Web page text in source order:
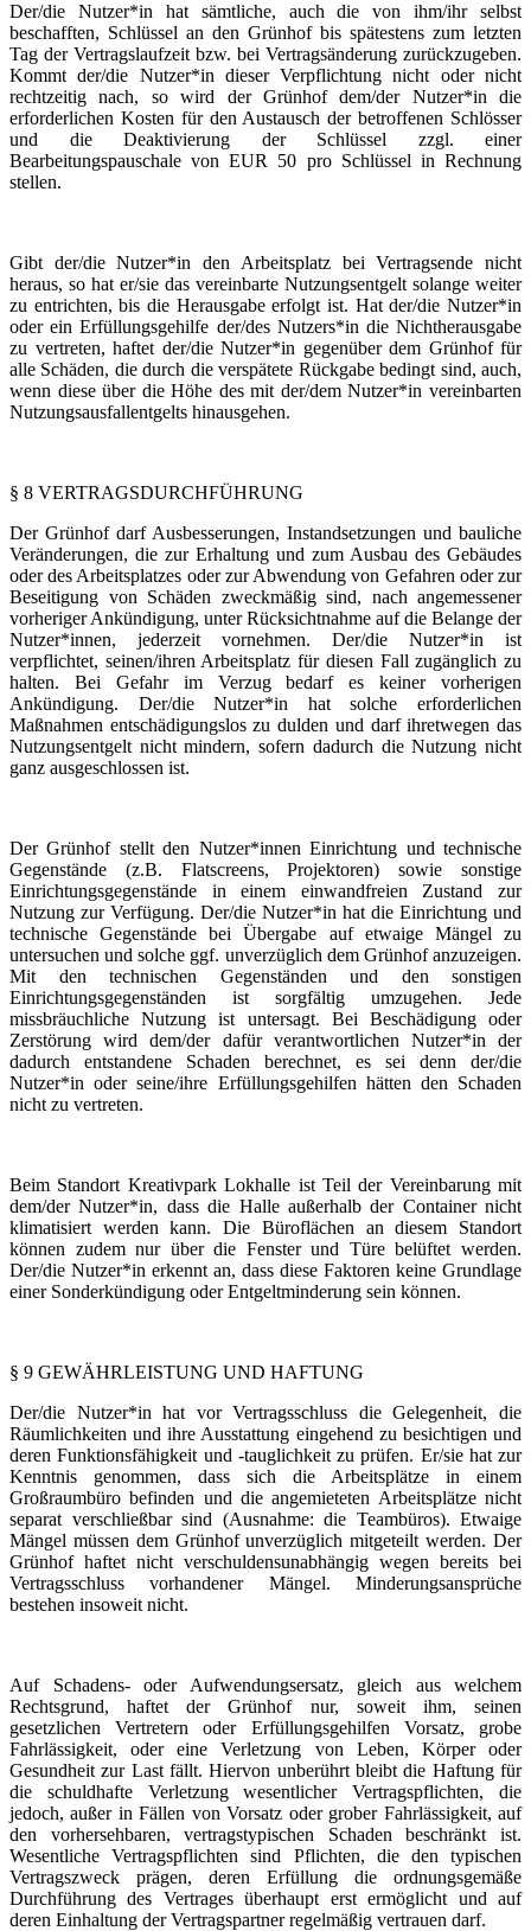
Der/die Nutzer*in hat sämtliche, auch die von ihm/ihr selbst
beschafften, Schlüssel an den Grünhof bis spätestens zum letzten
Tag der Vertragslaufzeit bzw. bei Vertragsänderung zurückzugeben.
Kommt der/die Nutzer*in dieser Verpflichtung nicht oder nicht
rechtzeitig nach, so wird der Grünhof dem/der Nutzer*in die
erforderlichen Kosten für den Austausch der betroffenen Schlösser
und die Deaktivierung der Schlüssel zzgl. einer
Bearbeitungspauschale von EUR 50 pro Schlüssel in Rechnung
stellen.
Gibt der/die Nutzer*in den Arbeitsplatz bei Vertragsende nicht
heraus, so hat er/sie das vereinbarte Nutzungsentgelt solange weiter
zu entrichten, bis die Herausgabe erfolgt ist. Hat der/die Nutzer*in
oder ein Erfüllungsgehilfe der/des Nutzers*in die Nichtherausgabe
zu vertreten, haftet der/die Nutzer*in gegenüber dem Grünhof für
alle Schäden, die durch die verspätete Rückgabe bedingt sind, auch,
wenn diese über die Höhe des mit der/dem Nutzer*in vereinbarten
Nutzungsausfallentgelts hinausgehen.
§ 8 VERTRAGSDURCHFÜHRUNG
Der Grünhof darf Ausbesserungen, Instandsetzungen und bauliche
Veränderungen, die zur Erhaltung und zum Ausbau des Gebäudes
oder des Arbeitsplatzes oder zur Abwendung von Gefahren oder zur
Beseitigung von Schäden zweckmäßig sind, nach angemessener
vorheriger Ankündigung, unter Rücksichtnahme auf die Belange der
Nutzer*innen, jederzeit vornehmen. Der/die Nutzer*in ist
verpflichtet, seinen/ihren Arbeitsplatz für diesen Fall zugänglich zu
halten. Bei Gefahr im Verzug bedarf es keiner vorherigen
Ankündigung. Der/die Nutzer*in hat solche erforderlichen
Maßnahmen entschädigungslos zu dulden und darf ihretwegen das
Nutzungsentgelt nicht mindern, sofern dadurch die Nutzung nicht
ganz ausgeschlossen ist.
Der Grünhof stellt den Nutzer*innen Einrichtung und technische
Gegenstände (z.B. Flatscreens, Projektoren) sowie sonstige
Einrichtungsgegenstände in einem einwandfreien Zustand zur
Nutzung zur Verfügung. Der/die Nutzer*in hat die Einrichtung und
technische Gegenstände bei Übergabe auf etwaige Mängel zu
untersuchen und solche ggf. unverzüglich dem Grünhof anzuzeigen.
Mit den technischen Gegenständen und den sonstigen
Einrichtungsgegenständen ist sorgfältig umzugehen. Jede
missbräuchliche Nutzung ist untersagt. Bei Beschädigung oder
Zerstörung wird dem/der dafür verantwortlichen Nutzer*in der
dadurch entstandene Schaden berechnet, es sei denn der/die
Nutzer*in oder seine/ihre Erfüllungsgehilfen hätten den Schaden
nicht zu vertreten.
Beim Standort Kreativpark Lokhalle ist Teil der Vereinbarung mit
dem/der Nutzer*in, dass die Halle außerhalb der Container nicht
klimatisiert werden kann. Die Büroflächen an diesem Standort
können zudem nur über die Fenster und Türe belüftet werden.
Der/die Nutzer*in erkennt an, dass diese Faktoren keine Grundlage
einer Sonderkündigung oder Entgeltminderung sein können.
§ 9 GEWÄHRLEISTUNG UND HAFTUNG
Der/die Nutzer*in hat vor Vertragsschluss die Gelegenheit, die
Räumlichkeiten und ihre Ausstattung eingehend zu besichtigen und
deren Funktionsfähigkeit und -tauglichkeit zu prüfen. Er/sie hat zur
Kenntnis genommen, dass sich die Arbeitsplätze in einem
Großraumbüro befinden und die angemieteten Arbeitsplätze nicht
separat verschließbar sind (Ausnahme: die Teambüros). Etwaige
Mängel müssen dem Grünhof unverzüglich mitgeteilt werden. Der
Grünhof haftet nicht verschuldensunabhängig wegen bereits bei
Vertragsschluss vorhandener Mängel. Minderungsansprüche
bestehen insoweit nicht.
Auf Schadens- oder Aufwendungsersatz, gleich aus welchem
Rechtsgrund, haftet der Grünhof nur, soweit ihm, seinen
gesetzlichen Vertretern oder Erfüllungsgehilfen Vorsatz, grobe
Fahrlässigkeit, oder eine Verletzung von Leben, Körper oder
Gesundheit zur Last fällt. Hiervon unberührt bleibt die Haftung für
die schuldhafte Verletzung wesentlicher Vertragspflichten, die
jedoch, außer in Fällen von Vorsatz oder grober Fahrlässigkeit, auf
den vorhersehbaren, vertragstypischen Schaden beschränkt ist.
Wesentliche Vertragspflichten sind Pflichten, die den typischen
Vertragszweck prägen, deren Erfüllung die ordnungsgemäße
Durchführung des Vertrages überhaupt erst ermöglicht und auf
deren Einhaltung der Vertragspartner regelmäßig vertrauen darf.